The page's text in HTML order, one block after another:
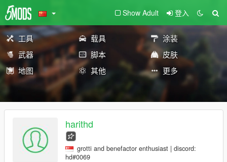
Show Adult 登入
工具 载具
涂装
武器
脚本
皮肤
地图
其他 更多
harithd
grotti and benefactor enthusiast | discord:
hd#0069